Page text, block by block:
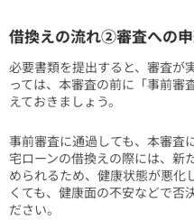
借換えの流れ②審査への
必要書類を提出すると、審査が
っては、本審査の前に「事前審
えておきましょう。
事前審査に通過しても、本審査
宅ローンの借換えの際には、新
められるため、健康状態が悪化
くても、健康面の不安などで否
ださい。